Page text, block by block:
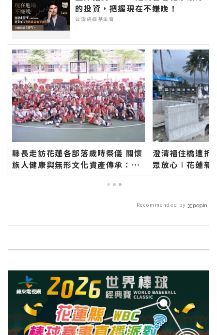
的投資，把握現在不嫌晚！
台灣癌症基金會
縣長走訪花蓮各部落歲時祭儀 關懷
族人健康與無形文化資產傳承：幸
福要延續、建設要繼續！∣花蓮新
聞網官方網站各類新聞－最快速的
澄清福住橋遭
眾放心∣花蓮新
新聞－最快速的
Recommended by